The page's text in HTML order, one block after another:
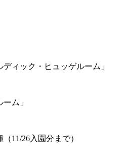
ィック・ヒュッゲルーム」
ム」
11/26入園分まで）